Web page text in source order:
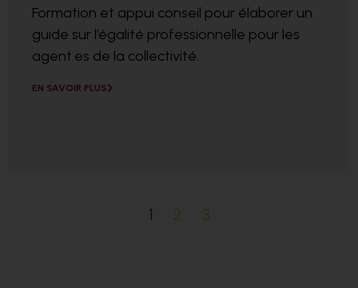
Formation et appui conseil pour élaborer un
guide sur l’égalité professionnelle pour les
agent.es de la collectivité.
EN SAVOIR PLUS
1 2 3